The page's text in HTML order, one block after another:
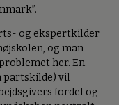
og ekspertkilder
og man
her. En
vil
fordel og